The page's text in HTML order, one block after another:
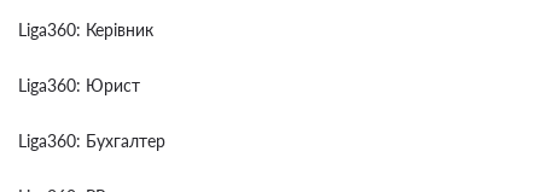
Liga360: Керівник
Liga360: Юрист
Liga360: Бухгалтер